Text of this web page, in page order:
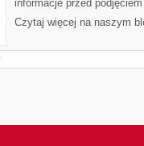
informacje przed
Czytaj więcej na naszym